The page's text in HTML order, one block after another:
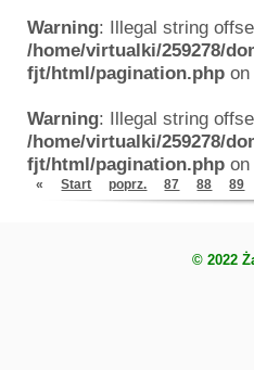
Warning: Illegal string
/home/virtualki/259278/
fjt/html/pagination.php
Warning: Illegal string
/home/virtualki/259278/
fjt/html/pagination.php
« Start poprz. 87 88 89
© 2022